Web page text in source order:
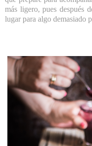
más ligero, pues después
lugar para algo demasiado